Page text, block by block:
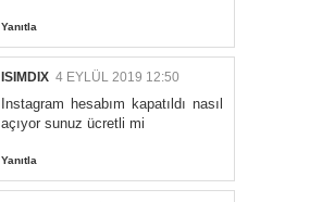
Yanıtla
ISIMDIX 4 EYLÜL 2019 12:50
Instagram hesabım kapatıldı nasıl
açıyor sunuz ücretli mi
Yanıtla